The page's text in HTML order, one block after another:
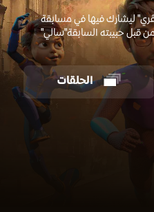
ليشارك فيها في مسابقة
من قبل حبيبته السابقة"سالي"
الحلقات